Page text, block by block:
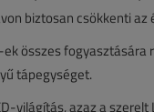
biztosan csökkenti
összes
tápegységet.
világítás, azaz a